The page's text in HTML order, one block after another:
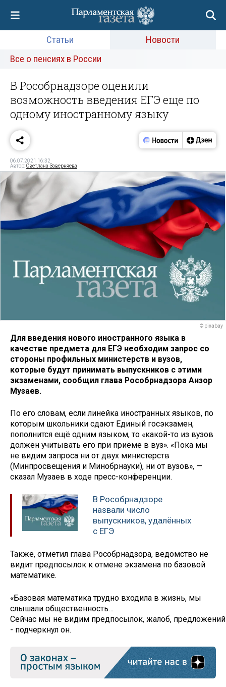
Статьи
Новости
Все о пенсиях в России
В Рособрнадзоре оценили
возможность введения ЕГЭ еще по
одному иностранному языку
06.07.2021 16:32
Автор:Светлана Заверняева
© pixabay
Для введения нового иностранного языка в
качестве предмета для ЕГЭ необходим запрос со
стороны профильных министерств и вузов,
которые будут принимать выпускников с этими
экзаменами, сообщил глава Рособрнадзора Анзор
Музаев.
По его словам, если линейка иностранных языков, по
которым школьники сдают Единый госэкзамен,
пополнится ещё одним языком, то «какой-то из вузов
должен учитывать его при приёме в вуз». «Пока мы
не видим запроса ни от двух министерств
(Минпросвещения и Минобрнауки), ни от вузов», —
сказал Музаев в ходе пресс-конференции.
В Рособрнадзоре
назвали число
выпускников, удалённых
с ЕГЭ
Также, отметил глава Рособрнадзора, ведомство не
видит предпосылок к отмене экзамена по базовой
математике.
«Базовая математика трудно входила в жизнь, мы
слышали общественность​​​…
Сейчас мы не видим предпосылок, жалоб, предложений
- подчеркнул он.